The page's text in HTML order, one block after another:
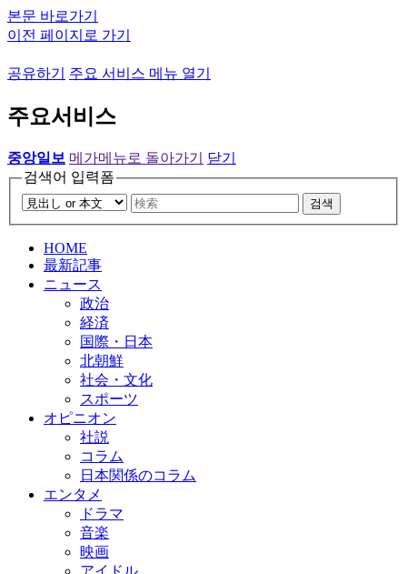
본문 바로가기
이전 페이지로 가기
공유하기 주요 서비스 메뉴 열기
주요서비스
중앙일보 메가메뉴로 돌아가기
닫기
검색어 입력폼
검색
HOME
最新記事
ニュース
政治
経済
国際・日本
北朝鮮
社会・文化
スポーツ
オピニオン
社説
コラム
日本関係のコラム
エンタメ
ドラマ
音楽
映画
アイドル